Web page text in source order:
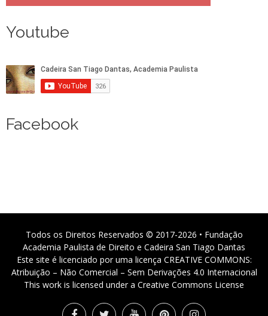
Youtube
Facebook
Todos os Direitos Reservados © 2017-2026 • Fundação
Academia Paulista de Direito e Cadeira San Tiago Dantas
Este site é licenciado por uma licença CREATIVE COMMONS:
Atribuição – Não Comercial – Sem Derivações 4.0 Internacional
This work is licensed under a Creative Commons License